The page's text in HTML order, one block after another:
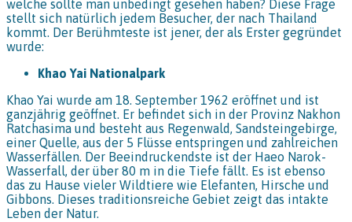
welche sollte man unbedingt gesehen haben? Diese Frage
stellt sich natürlich jedem Besucher, der nach Thailand
kommt. Der Berühmteste ist jener, der als Erster gegründet
wurde:
Khao Yai Nationalpark
Khao Yai wurde am 18. September 1962 eröffnet und ist
ganzjährig geöffnet. Er befindet sich in der Provinz Nakhon
Ratchasima und besteht aus Regenwald, Sandsteingebirge,
einer Quelle, aus der 5 Flüsse entspringen und zahlreichen
Wasserfällen. Der Beeindruckendste ist der Haeo Narok-
Wasserfall, der über 80 m in die Tiefe fällt. Es ist ebenso
das zu Hause vieler Wildtiere wie Elefanten, Hirsche und
Gibbons. Dieses traditionsreiche Gebiet zeigt das intakte
Leben der Natur.